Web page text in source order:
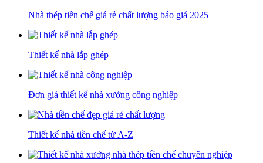
Nhà thép tiền chế giá rẻ chất lượng báo giá 2025
Thiết kế nhà lắp ghép
Đơn giá thiết kế nhà xưởng công nghiệp
Thiết kế nhà tiền chế từ A-Z